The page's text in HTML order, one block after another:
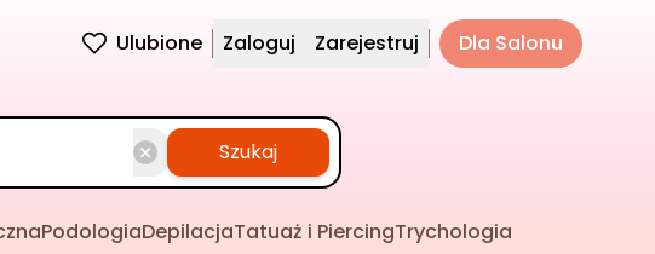
Ulubione Zaloguj Zarejestruj Dla Salonu
Szukaj
PodologiaDepilacjaTatuaż i PiercingTrychologia